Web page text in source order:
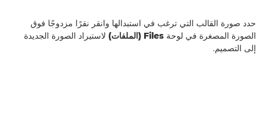
حدد صورة القالب التي ترغب في استبدالها وانقر نقرًا مزدوجًا فوق
الصورة المصغرة في لوحة Files (الملفات)
لاستيراد الصورة الجديدة
إلى التصميم.